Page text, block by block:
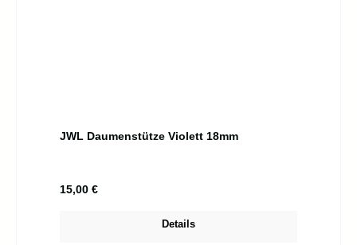
JWL Daumenstütze Violett 18mm
Regulärer Preis:
15,00 €
Details